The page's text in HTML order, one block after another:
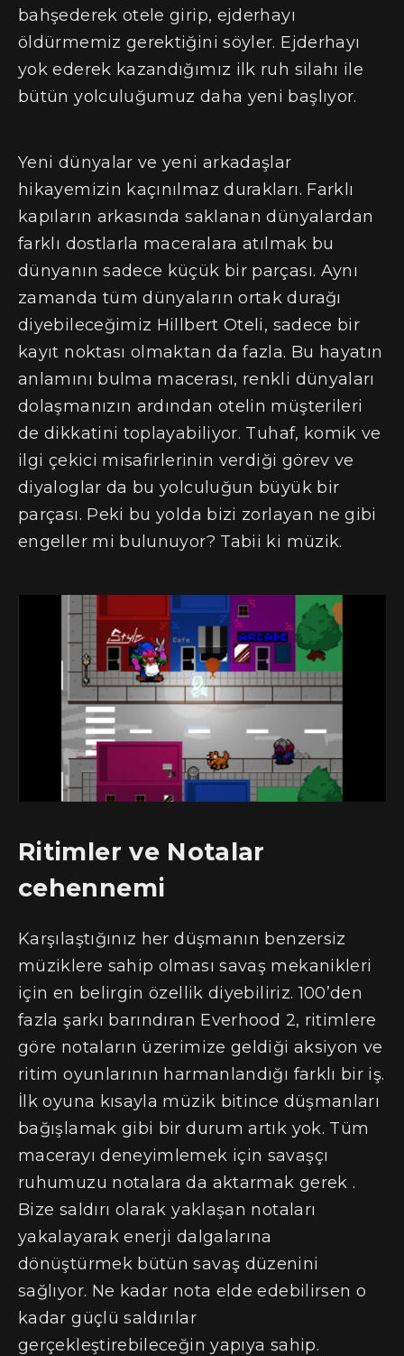
bahşederek otele girip, ejderhayı
öldürmemiz gerektiğini söyler. Ejderhayı
yok ederek kazandığımız ilk ruh silahı ile
bütün yolculuğumuz daha yeni başlıyor.
Yeni dünyalar ve yeni arkadaşlar
hikayemizin kaçınılmaz durakları. Farklı
kapıların arkasında saklanan dünyalardan
farklı dostlarla maceralara atılmak bu
dünyanın sadece küçük bir parçası. Aynı
zamanda tüm dünyaların ortak durağı
diyebileceğimiz Hillbert Oteli, sadece bir
kayıt noktası olmaktan da fazla. Bu hayatın
anlamını bulma macerası, renkli dünyaları
dolaşmanızın ardından otelin müşterileri
de dikkatini toplayabiliyor. Tuhaf, komik ve
ilgi çekici misafirlerinin verdiği görev ve
diyaloglar da bu yolculuğun büyük bir
parçası. Peki bu yolda bizi zorlayan ne gibi
engeller mi bulunuyor? Tabii ki müzik.
Ritimler ve Notalar
cehennemi
Karşılaştığınız her düşmanın benzersiz
müziklere sahip olması savaş mekanikleri
için en belirgin özellik diyebiliriz. 100’den
fazla şarkı barındıran Everhood 2, ritimlere
göre notaların üzerimize geldiği aksiyon ve
ritim oyunlarının harmanlandığı farklı bir iş.
İlk oyuna kısayla müzik bitince düşmanları
bağışlamak gibi bir durum artık yok. Tüm
macerayı deneyimlemek için savaşçı
ruhumuzu notalara da aktarmak gerek .
Bize saldırı olarak yaklaşan notaları
yakalayarak enerji dalgalarına
dönüştürmek bütün savaş düzenini
sağlıyor. Ne kadar nota elde edebilirsen o
kadar güçlü saldırılar
gerçekleştirebileceğin yapıya sahip.